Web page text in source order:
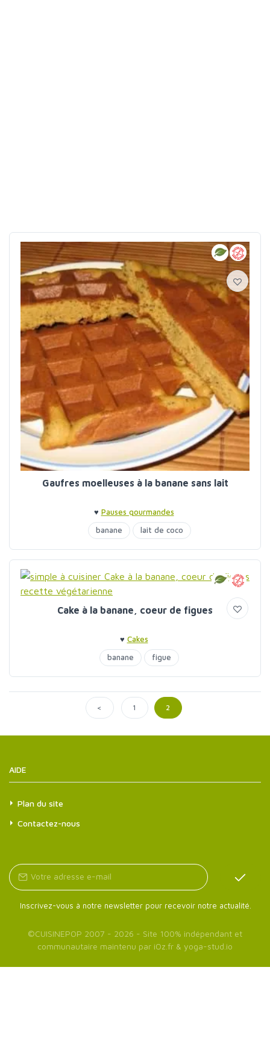
Gaufres moelleuses à la banane sans lait
♥ Pauses gourmandes
banane
lait de coco
Cake à la banane, coeur de figues
♥ Cakes
banane
figue
< 1 2
AIDE
Plan du site
Contactez-nous
Inscrivez-vous à notre newsletter pour recevoir notre actualité.
©CUISINEPOP 2007 - 2026 - Site 100% indépendant et
communautaire maintenu par iOz.fr & yoga-stud.io